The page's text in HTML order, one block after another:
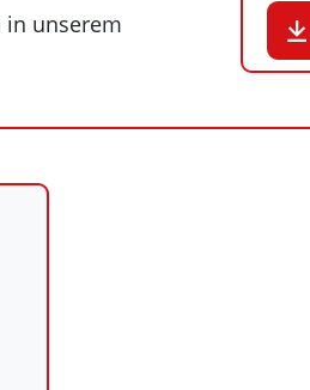
in unserem